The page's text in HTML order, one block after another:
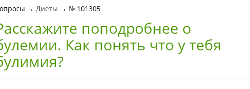
→ Диеты → № 101305
поподробнее о
Как понять что у тебя